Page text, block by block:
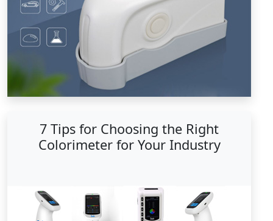
7 Tips for Choosing the Right
Colorimeter for Your Industry